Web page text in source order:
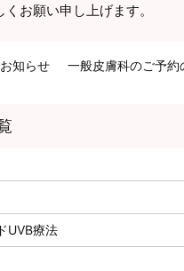
お願い申し上げます。
知らせ 一般皮膚科のご予
UVB療法